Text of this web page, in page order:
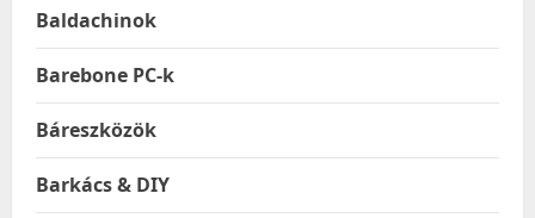
Baldachinok
Barebone PC-k
Báreszközök
Barkács & DIY